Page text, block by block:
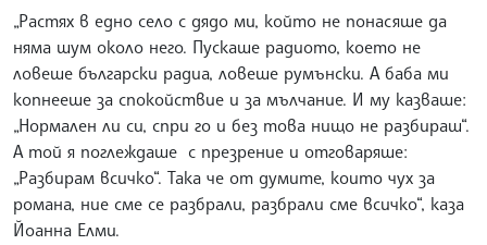
„Растях в едно село с дядо ми, който не понасяше да
няма шум около него. Пускаше радиото, което не
ловеше български радиа, ловеше румънски. А баба ми
копнееше за спокойствие и за мълчание. И му казваше:
„Нормален ли си, спри го и без това нищо не разбираш“.
А той я поглеждаше с презрение и отговаряше:
„Разбирам всичко“. Така че от думите, които чух за
романа, ние сме се разбрали, разбрали сме всичко“, каза
Йоанна Елми.